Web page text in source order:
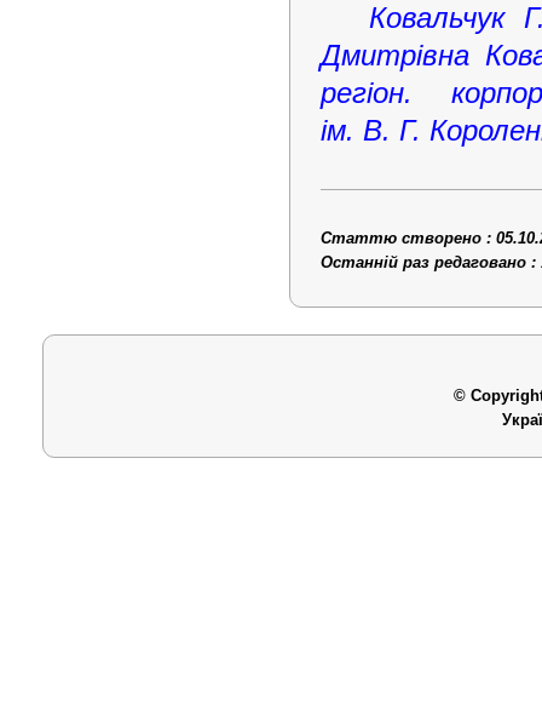
Ковальчук
Дмитрівна
регіон.
ім. В. Г.
Статтю створено :
Останній раз редаговано :
©